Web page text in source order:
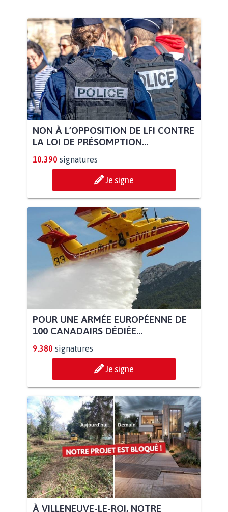
NON À L’OPPOSITION DE LFI CONTRE
LA LOI DE PRÉSOMPTION...
10.390 signatures
Je signe
POUR UNE ARMÉE EUROPÉENNE DE
100 CANADAIRS DÉDIÉE...
9.380 signatures
Je signe
À VILLENEUVE-LE-ROI, NOTRE